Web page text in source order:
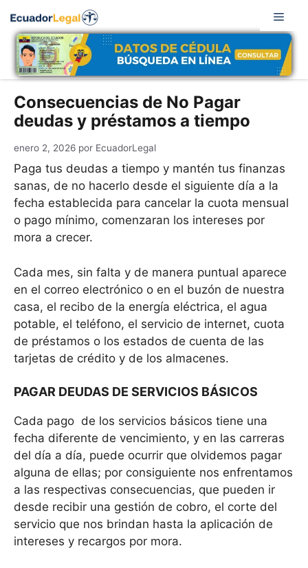
contenido
Consecuencias de No Pagar
deudas y préstamos a tiempo
enero 2, 2026 por EcuadorLegal
Paga tus deudas a tiempo y mantén tus finanzas
sanas, de no hacerlo desde el siguiente día a la
fecha establecida para cancelar la cuota mensual
o pago mínimo, comenzaran los intereses por
mora a crecer.
Cada mes, sin falta y de manera puntual aparece
en el correo electrónico o en el buzón de nuestra
casa, el recibo de la energía eléctrica, el agua
potable, el teléfono, el servicio de internet, cuota
de préstamos o los estados de cuenta de las
tarjetas de crédito y de los almacenes.
PAGAR DEUDAS DE SERVICIOS BÁSICOS
Cada pago de los servicios básicos tiene una
fecha diferente de vencimiento, y en las carreras
del día a día, puede ocurrir que olvidemos pagar
alguna de ellas; por consiguiente nos enfrentamos
a las respectivas consecuencias, que pueden ir
desde recibir una gestión de cobro, el corte del
servicio que nos brindan hasta la aplicación de
intereses y recargos por mora.